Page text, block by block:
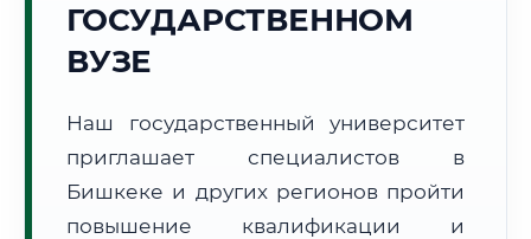
📍 Региональная справка
Почтовые индексы:
Часовой пояс:
UTC+6
Формат учебы:
Дистанционно
ГОСУДАРСТВЕННОМ
ВУЗЕ
Наш государственный университет
приглашает специалистов в
Бишкеке и других регионов пройти
повышение квалификации и